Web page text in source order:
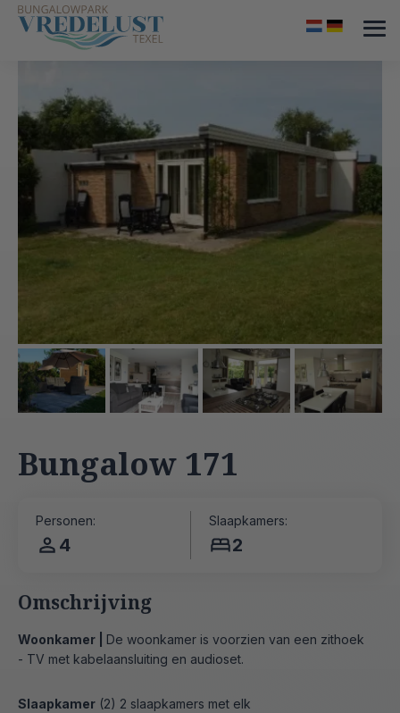
Bungalow 171
Personen:
4
Slaapkamers:
2
Omschrijving
Woonkamer | De woonkamer is voorzien van een zithoek
- TV met kabelaansluiting en audioset.
Slaapkamer (2) 2 slaapkamers met elk